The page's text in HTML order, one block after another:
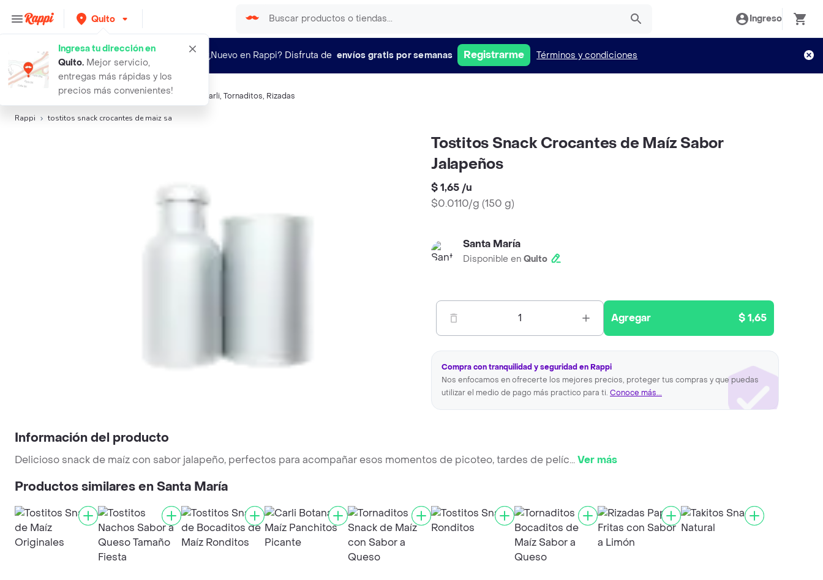
Quito
Ingresa tu dirección en
Quito. Mejor servicio,
entregas más rápidas y los
precios más convenientes!
Ingreso
¿Nuevo en Rappi? Disfruta de envíos gratis por semanas Registrarme Términos y condiciones
Búsquedas relacionadas: Snacks salados,Tostitos Carli, Tornaditos, Rizadas
Rappi tostitos snack crocantes de maiz sa
Tostitos Snack Crocantes de Maíz Sabor
Jalapeños
$ 1,65 /u
$0.0110/g (150 g)
Santa María
Disponible en Quito
1 Agregar $ 1,65
Compra con tranquilidad y seguridad en Rappi
Nos enfocamos en ofrecerte los mejores precios, proteger tus compras y que puedas
utilizar el medio de pago más practico para ti. Conoce más...
Información del producto
Delicioso snack de maíz con sabor jalapeño, perfectos para acompañar esos momentos de picoteo, tardes de pelíc...Ver más
Productos similares en Santa María